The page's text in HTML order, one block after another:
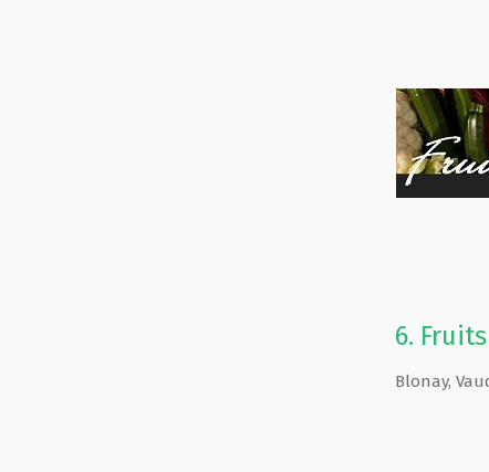
6.
Blonay,